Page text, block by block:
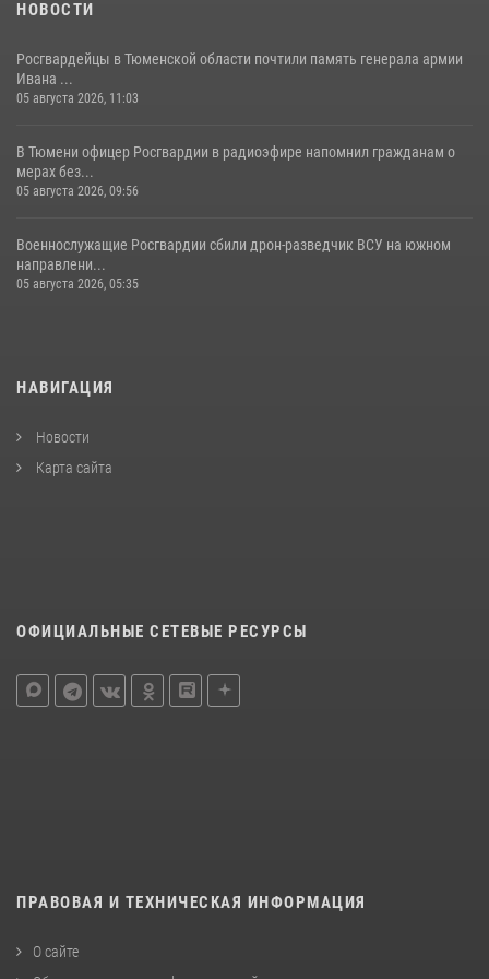
НОВОСТИ
Росгвардейцы в Тюменской области почтили память генерала армии
Ивана ...
05 августа 2026, 11:03
В Тюмени офицер Росгвардии в радиоэфире напомнил гражданам о
мерах без...
05 августа 2026, 09:56
Военнослужащие Росгвардии сбили дрон-разведчик ВСУ на южном
направлени...
05 августа 2026, 05:35
НАВИГАЦИЯ
Новости
Карта сайта
ОФИЦИАЛЬНЫЕ СЕТЕВЫЕ РЕСУРСЫ
ПРАВОВАЯ И ТЕХНИЧЕСКАЯ ИНФОРМАЦИЯ
О сайте